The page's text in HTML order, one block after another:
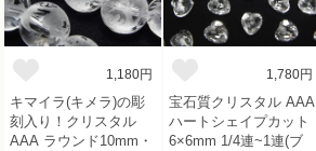
1,180円
キマイラ(キメラ)の彫
刻入り！クリスタル
AAA ラウンド10mm・
1,780円
宝石質クリスタル AAA
ハートシェイプカット
6×6mm 1/4連~1連(ブ